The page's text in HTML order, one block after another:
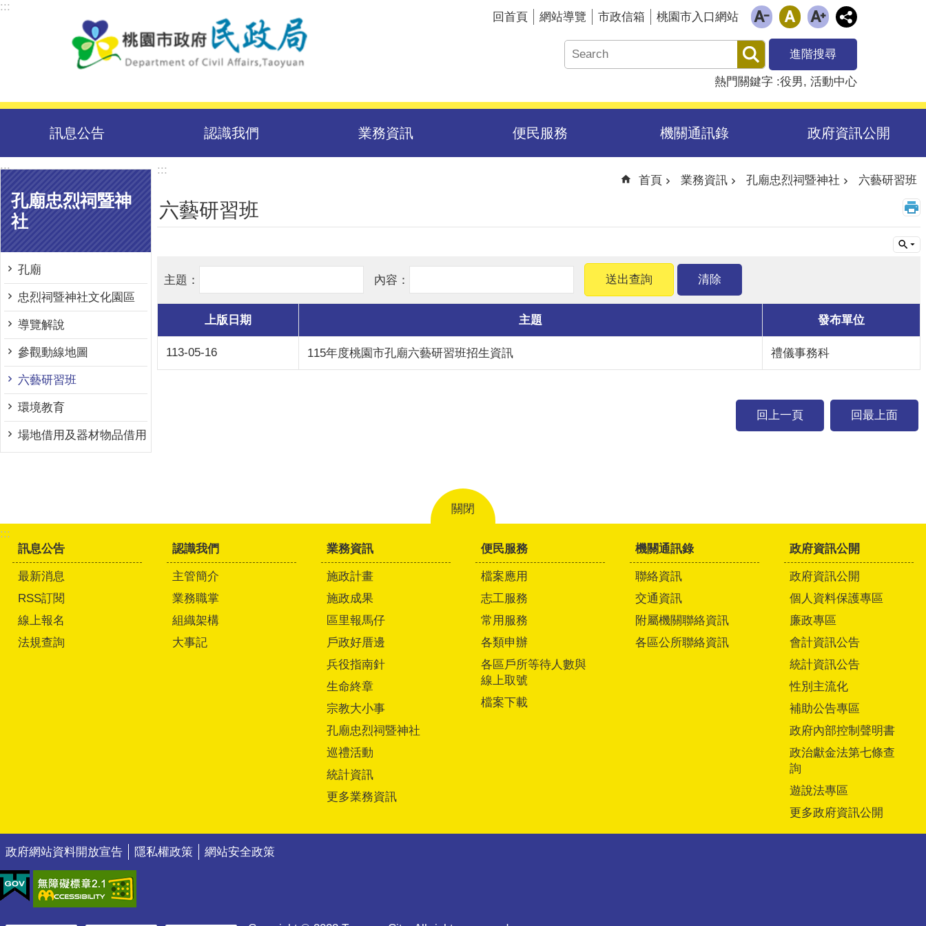
跳到主要內容區塊
:::
回首頁 網站導覽 市政信箱 桃園市入口網站
進階搜尋
熱門關鍵字 役男 活動中心
訊息公告 認識我們 業務資訊 便民服務 機關通訊錄 政府資訊公開
:::
孔廟忠烈祠暨神
社
孔廟
忠烈祠暨神社文化園區
導覽解說
參觀動線地圖
六藝研習班
環境教育
場地借用及器材物品借用
:::
首頁 業務資訊 孔廟忠烈祠暨神社 六藝研習班
六藝研習班
上版日期 主題 發布單位
113-05-16 115年度桃園市孔廟六藝研習班招生資訊 禮儀事務科
回上一頁 回最上面
關閉
:::
訊息公告
最新消息
RSS訂閱
線上報名
法規查詢
認識我們
主管簡介
業務職掌
組織架構
大事記
業務資訊
施政計畫
施政成果
區里報馬仔
戶政好厝邊
兵役指南針
生命終章
宗教大小事
孔廟忠烈祠暨神社
巡禮活動
統計資訊
更多業務資訊
便民服務
檔案應用
志工服務
常用服務
各類申辦
各區戶所等待人數與
線上取號
檔案下載
機關通訊錄
聯絡資訊
交通資訊
附屬機關聯絡資訊
各區公所聯絡資訊
政府資訊公開
政府資訊公開
個人資料保護專區
廉政專區
會計資訊公告
統計資訊公告
性別主流化
補助公告專區
政府內部控制聲明書
政治獻金法第七條查
詢
遊說法專區
更多政府資訊公開
政府網站資料開放宣告 隱私權政策 網站安全政策